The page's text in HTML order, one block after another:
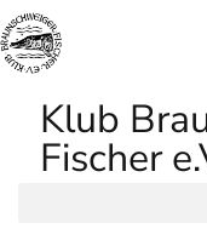
Klub
Fischer